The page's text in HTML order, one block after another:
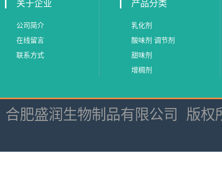
关于企业
公司简介
在线留言
联系方式
产品分类
乳化剂
酸味剂 调节剂
甜味剂
增稠剂
合肥盛润生物制品有限公司 版权